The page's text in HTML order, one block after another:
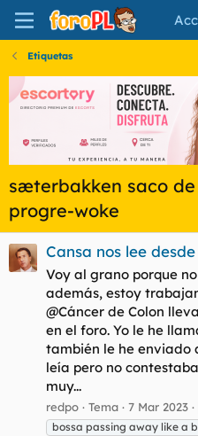
Etiquetas
sæterbakken saco
progre-woke
Cansa nos lee
Voy al grano porque
además, estoy
@Cáncer de Colon
en el foro. Yo le he
también le he enviado
leía pero no
muy...
redpo Tema 7 Mar 2023
bossa passing away like a